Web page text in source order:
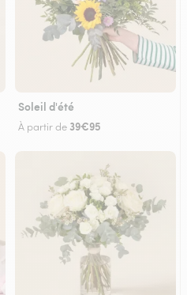
Soleil d'été
À partir de 39€95